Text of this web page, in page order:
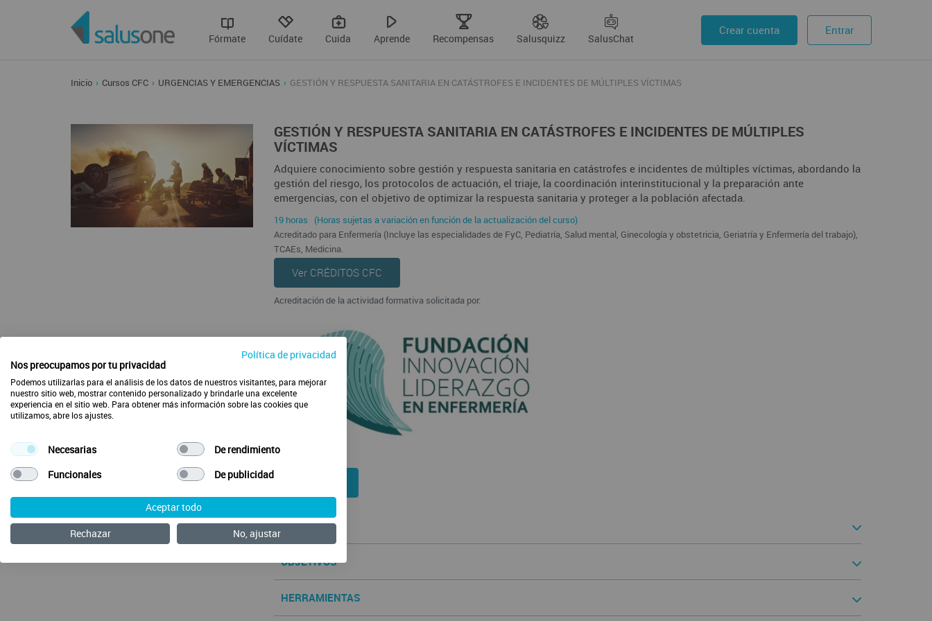
Fórmate Cuídate Cuida Aprende Recompensas Salusquizz SalusChat
Crear cuenta Entrar
Inicio Cursos CFC URGENCIAS Y EMERGENCIAS GESTIÓN Y RESPUESTA SANITARIA EN CATÁSTROFES E INCIDENTES DE MÚLTIPLES VÍCTIMAS
GESTIÓN Y RESPUESTA SANITARIA EN CATÁSTROFES E INCIDENTES DE MÚLTIPLES
VÍCTIMAS
Adquiere conocimiento sobre gestión y respuesta sanitaria en catástrofes e incidentes de múltiples víctimas, abordando la
gestión del riesgo, los protocolos de actuación, el triaje, la coordinación interinstitucional y la preparación ante
emergencias, con el objetivo de optimizar la respuesta sanitaria y proteger a la población afectada.
19 horas (Horas sujetas a variación en función de la actualización del curso)
Acreditado para Enfermería (Incluye las especialidades de FyC, Pediatría, Salud mental, Ginecología y obstetricia, Geriatría y Enfermería del trabajo),
TCAEs, Medicina.
Ver CRÉDITOS CFC
Acreditación de la actividad formativa solicitada por:
CONTENIDOS
OBJETIVOS
HERRAMIENTAS
Política de privacidad
Nos preocupamos por tu privacidad
Podemos utilizarlas para el análisis de los datos de nuestros visitantes, para mejorar
nuestro sitio web, mostrar contenido personalizado y brindarle una excelente
experiencia en el sitio web. Para obtener más información sobre las cookies que
utilizamos, abre los ajustes.
Necesarias
De rendimiento
Funcionales
De publicidad
Aceptar todo
Rechazar
No, ajustar